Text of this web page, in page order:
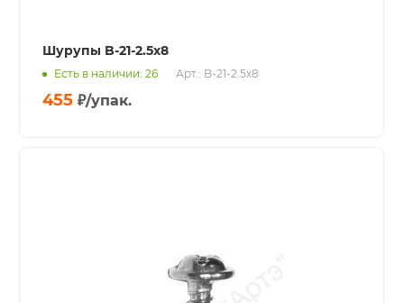
Шурупы B-21-2.5x8
Есть в наличии: 26 Арт.: B-21-2.5x8
455 ₽/упак.